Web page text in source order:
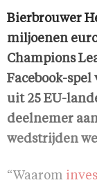
Bierbrouwer
miljoenen
Champions
Facebook-
uit 25 EU-
deelnemer
wedstrijden
“Waarom